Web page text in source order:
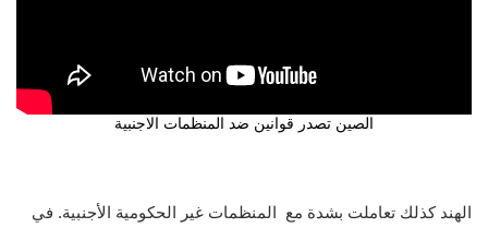
الصين تصدر قوانين ضد المنظمات الاجنبية
الهند كذلك تعاملت بشدة مع المنظمات غير الحكومية الأجنبية. في